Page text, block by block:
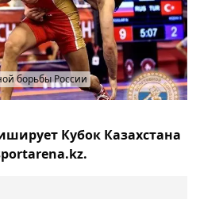
борьбы России
Кубок Казахстана